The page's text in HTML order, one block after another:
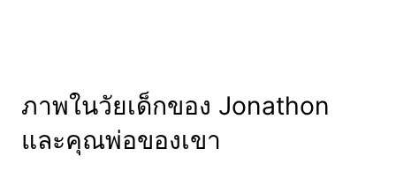
ภาพในวัยเด็กของ Jonathon
และคุณพ่อของเขา